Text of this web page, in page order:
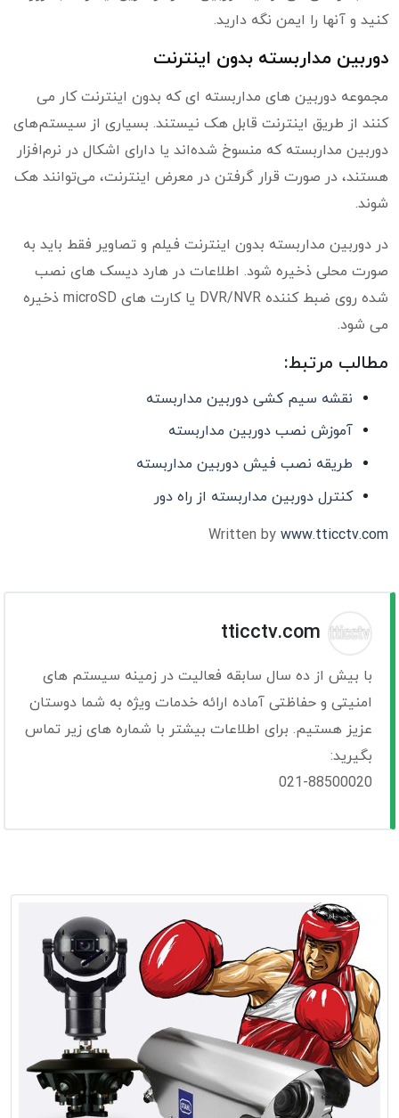
کنید و آنها را ایمن نگه دارید.
دوربین مداربسته بدون اینترنت
مجموعه دوربین های مداربسته ای که بدون اینترنت کار می
کنند از طریق اینترنت قابل هک نیستند. بسیاری از سیستم‌های
دوربین مداربسته که منسوخ شده‌اند یا دارای اشکال در نرم‌افزار
هستند، در صورت قرار گرفتن در معرض اینترنت، می‌توانند هک
شوند.
در دوربین مداربسته بدون اینترنت فیلم و تصاویر فقط باید به
صورت محلی ذخیره شود. اطلاعات در هارد دیسک های نصب
شده روی ضبط کننده DVR/NVR یا کارت های microSD ذخیره
می شود.
مطالب مرتبط:
نقشه سیم کشی دوربین مداربسته
آموزش نصب دوربین مداربسته
طریقه نصب فیش دوربین مداربسته
کنترل دوربین مداربسته از راه دور
Written by www.tticctv.com
tticctv.com
با بیش از ده سال سابقه فعالیت در زمینه سیستم های
امنیتی و حفاظتی آماده ارائه خدمات ویژه به شما دوستان
عزیز هستیم. برای اطلاعات بیشتر با شماره های زیر تماس
بگیرید:
021-88500020